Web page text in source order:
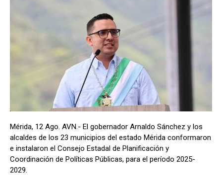
Mérida, 12 Ago. AVN.- El gobernador Arnaldo Sánchez y los
alcaldes de los 23 municipios del estado Mérida conformaron
e instalaron el Consejo Estadal de Planificación y
Coordinación de Políticas Públicas, para el período 2025-
2029.